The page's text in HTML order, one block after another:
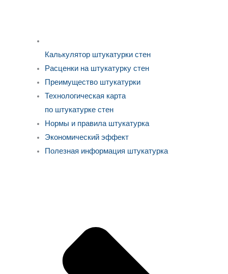
Калькулятор штукатурки стен
Расценки на штукатурку стен
Преимущество штукатурки
Технологическая карта
по штукатурке стен
Нормы и правила штукатурка
Экономический эффект
Полезная информация штукатурка